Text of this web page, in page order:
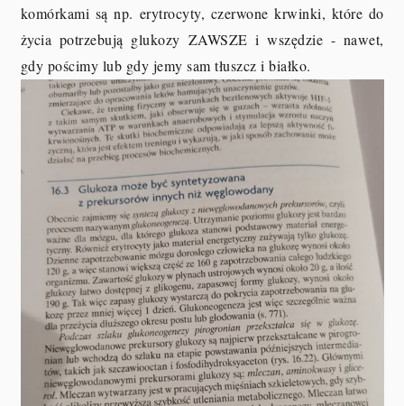
komórkami są np. erytrocyty, czerwone krwinki, które do
życia potrzebują glukozy ZAWSZE i wszędzie - nawet,
gdy pościmy lub gdy jemy sam tłuszcz i białko.